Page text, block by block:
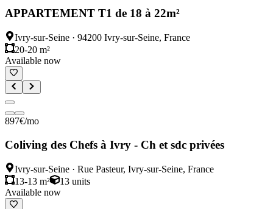
APPARTEMENT T1 de 18 à 22m²
Ivry-sur-Seine · 94200 Ivry-sur-Seine, France
20-20 m²
Available now
897€/mo
Coliving des Chefs à Ivry - Ch et sdc privées
Ivry-sur-Seine · Rue Pasteur, Ivry-sur-Seine, France
13-13 m²
13 units
Available now